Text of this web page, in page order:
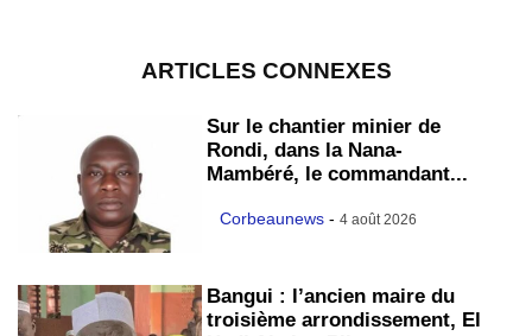
ARTICLES CONNEXES
Sur le chantier minier de
Rondi, dans la Nana-
Mambéré, le commandant...
Corbeaunews - 4 août 2026
Bangui : l’ancien maire du
troisième arrondissement, El